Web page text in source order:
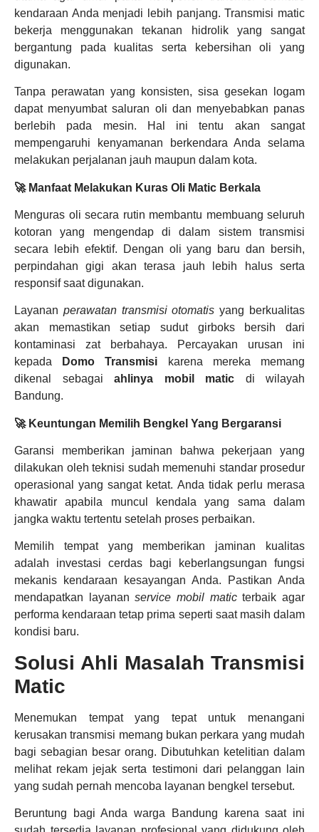
kendaraan Anda menjadi lebih panjang. Transmisi matic
bekerja menggunakan tekanan hidrolik yang sangat
bergantung pada kualitas serta kebersihan oli yang
digunakan.
Tanpa perawatan yang konsisten, sisa gesekan logam
dapat menyumbat saluran oli dan menyebabkan panas
berlebih pada mesin. Hal ini tentu akan sangat
mempengaruhi kenyamanan berkendara Anda selama
melakukan perjalanan jauh maupun dalam kota.
🚀 Manfaat Melakukan Kuras Oli Matic Berkala
Menguras oli secara rutin membantu membuang seluruh
kotoran yang mengendap di dalam sistem transmisi
secara lebih efektif. Dengan oli yang baru dan bersih,
perpindahan gigi akan terasa jauh lebih halus serta
responsif saat digunakan.
Layanan perawatan transmisi otomatis yang berkualitas
akan memastikan setiap sudut girboks bersih dari
kontaminasi zat berbahaya. Percayakan urusan ini
kepada
Domo Transmisi karena mereka memang
dikenal sebagai ahlinya mobil matic di wilayah
Bandung.
🚀 Keuntungan Memilih Bengkel Yang Bergaransi
Garansi memberikan jaminan bahwa pekerjaan yang
dilakukan oleh teknisi sudah memenuhi standar prosedur
operasional yang sangat ketat. Anda tidak perlu merasa
khawatir apabila muncul kendala yang sama dalam
jangka waktu tertentu setelah proses perbaikan.
Memilih tempat yang memberikan jaminan kualitas
adalah investasi cerdas bagi keberlangsungan fungsi
mekanis kendaraan kesayangan Anda. Pastikan Anda
mendapatkan layananservice mobil maticterbaik agar
performa kendaraan tetap prima seperti saat masih dalam
kondisi baru.
Solusi Ahli Masalah Transmisi
Matic
Menemukan tempat yang tepat untuk menangani
kerusakan transmisi memang bukan perkara yang mudah
bagi sebagian besar orang. Dibutuhkan ketelitian dalam
melihat rekam jejak serta testimoni dari pelanggan lain
yang sudah pernah mencoba layanan bengkel tersebut.
Beruntung bagi Anda warga Bandung karena saat ini